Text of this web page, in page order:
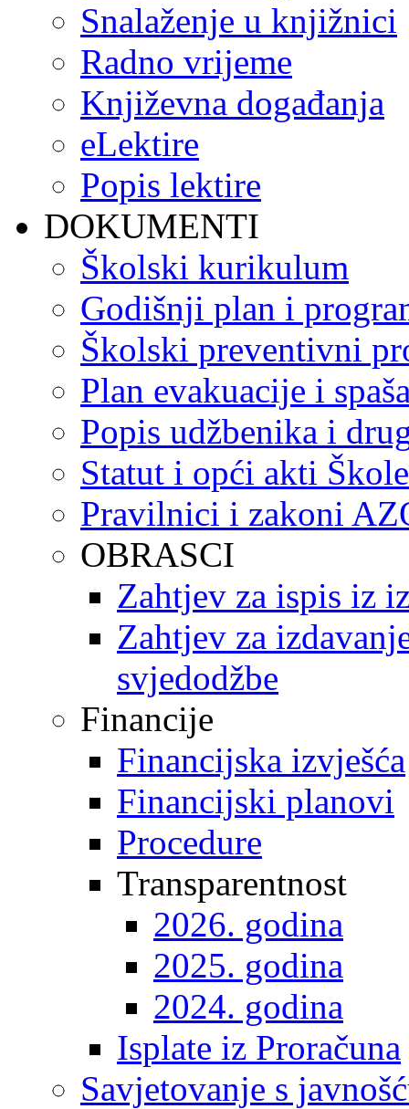
Snalaženje u knjižnici
Radno vrijeme
Književna događanja
eLektire
Popis lektire
DOKUMENTI
Školski kurikulum
Godišnji plan i
Školski preventivni
Plan evakuacije i
Popis udžbenika i
Statut i opći akti Škole
Pravilnici i zakoni
OBRASCI
Zahtjev za ispis iz
Zahtjev za
svjedodžbe
Financije
Financijska izvješća
Financijski planovi
Procedure
Transparentnost
2026. godina
2025. godina
2024. godina
Isplate iz Proračuna
Savjetovanje s